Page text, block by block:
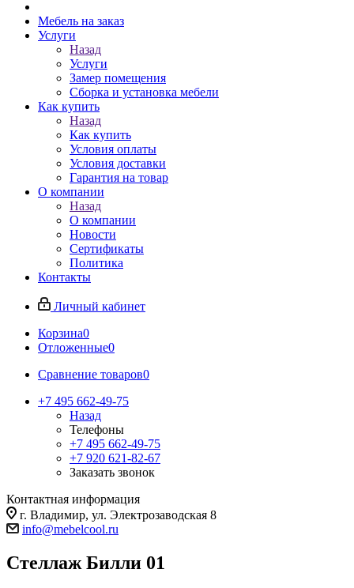
Мебель на заказ
Услуги
Назад
Услуги
Замер помещения
Сборка и установка мебели
Как купить
Назад
Как купить
Условия оплаты
Условия доставки
Гарантия на товар
О компании
Назад
О компании
Новости
Сертификаты
Политика
Контакты
Личный кабинет
Корзина0
Отложенные0
Сравнение товаров0
+7 495 662-49-75
Назад
Телефоны
+7 495 662-49-75
+7 920 621-82-67
Заказать звонок
Контактная информация
г. Владимир, ул. Электрозаводская 8
info@mebelcool.ru
Стеллаж Билли 01